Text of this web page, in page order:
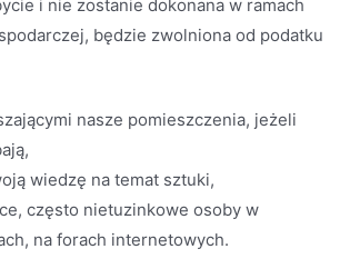
i nie zostanie dokonana w ramach
będzie zwolniona od podatku
nasze pomieszczenia, jeżeli
wiedzę na temat sztuki,
często nietuzinkowe osoby w
na forach internetowych.